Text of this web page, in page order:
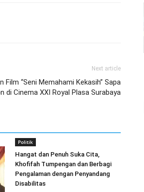
Next article
Film “Seni Memahami Kekasih” Sapa
di Cinema XXI Royal Plasa Surabaya
Politik
Hangat dan Penuh Suka Cita,
Khofifah Tumpengan dan Berbagi
Pengalaman dengan Penyandang
Disabilitas